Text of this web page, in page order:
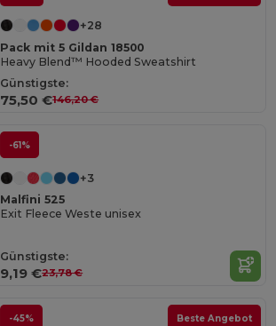
+28
Pack mit 5 Gildan 18500
Heavy Blend™ Hooded Sweatshirt
Günstigste:
75,50 €146,20 €
-61%
+3
Malfini 525
Exit Fleece Weste unisex
Günstigste:
9,19 €23,78 €
-45% Beste Angebot